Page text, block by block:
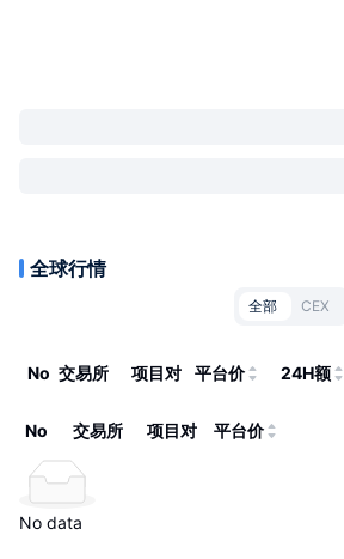
全球行情
全部 CEX
No 交易所 项目对 平台价 24H额
No 交易所 项目对 平台价
No data